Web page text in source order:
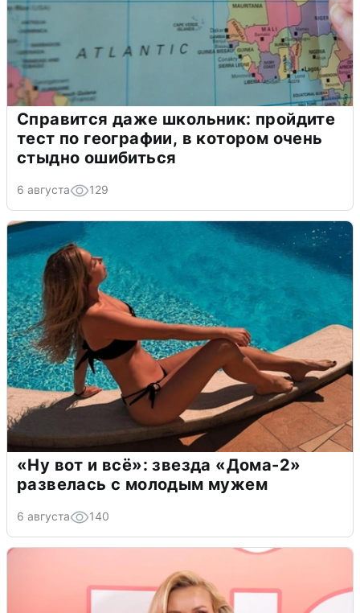
Справится даже школьник: пройдите
тест по географии, в котором очень
стыдно ошибиться
6 августа 129
«Ну вот и всё»: звезда «Дома-2»
развелась с молодым мужем
6 августа 140